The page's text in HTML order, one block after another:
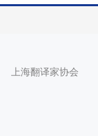
上海翻译家协会